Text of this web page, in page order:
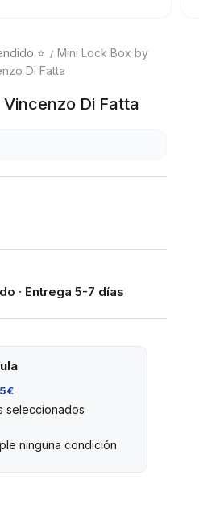
⭐
Mini Lock Box by
Di Fatta
Di Fatta
· Entrega 5-7 días
seleccionados
ninguna condición